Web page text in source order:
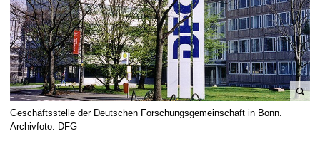
B
Geschäftsstelle der Deutschen Forschungsgemeinschaft in Bonn.
Archivfoto: DFG